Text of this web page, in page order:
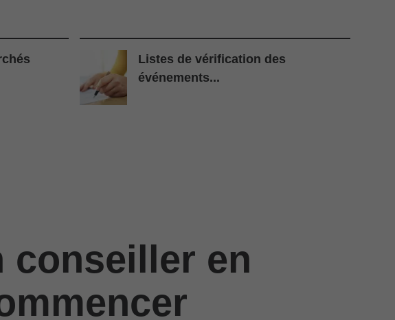
Listes de vérification des
événements...
conseiller en